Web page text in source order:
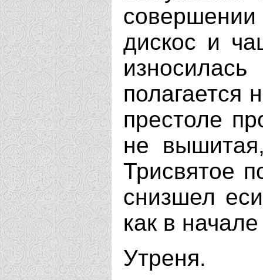
дискос и
полагается
престоле
не
Трисвятое
снизшел
как в
Утреня.